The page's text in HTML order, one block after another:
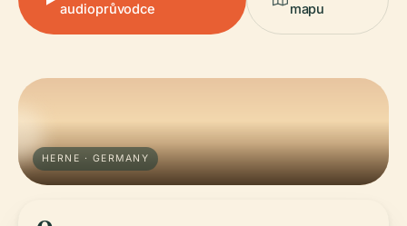
audioprůvodce
mapu
HERNE · GERMANY